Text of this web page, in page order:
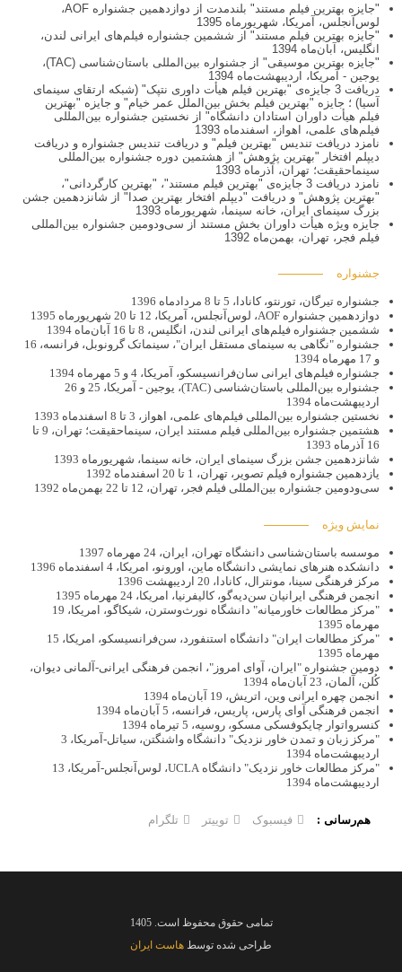
"جایزه بهترین فیلم مستند" بلندمدت از دوازدهمین جشنواره AOF،
لوس‌آنجلس، آمریکا، شهریورماه 1395
"جایزه بهترین فیلم مستند" از ششمین جشنواره فیلم‌های ایرانی لندن،
انگلیس، آبان‌ماه 1394
"جایزه بهترین موسیقی" از جشنواره بین‌المللی باستان‌شناسی (TAC)،
یوجین - آمریکا، اردیبهشت‌ماه 1394
دریافت 3 جایزه‌ی "بهترین فیلم هیأت داوری نتپک" (شبکه ارتقای سینمای
آسیا) ؛ جایزه‌ "بهترین فیلم بخش بین‌الملل عمر خیام" و جایزه "بهترین
فیلم هیأت داوران استادان دانشگاه" از نخستین جشنواره بین‌المللی
فیلم‌های علمی، اهواز، اسفندماه 1393
نامزد دریافت تندیس "بهترین فیلم" و دریافت تندیس جشنواره و دریافت
دیپلم افتخار "بهترین پژوهش" از هشتمین دوره جشنواره بین‌المللی
سینماحقیقت؛ تهران، آذرماه 1393
نامزد دریافت 3 جایزه‌ی "بهترين فيلم مستند"، "بهترین کارگردانی"،
"بهترین پژوهش" و دریافت "دیپلم افتخار بهترین صدا" از شانزدهمین جشن
بزرگ سينمای ایران، خانه سینما، شهریورماه 1393
جایزه ویژه هیأت داوران بخش مستند از سی‌و‌دومین جشنواره بین‌المللی
فیلم فجر، تهران، بهمن‌ماه 1392
جشنواره
جشنواره تیرگان، تورنتو، کانادا، 5 تا 8 مردادماه 1396
دوازدهمین جشنواره AOF، لوس‌آنجلس، آمریکا، 12 تا 20 شهریورماه 1395
ششمین جشنواره فیلم‌های ایرانی لندن، انگلیس، 8 تا 16 آبان‌ماه 1394
جشنواره "نگاهی به سینمای مستقل ایران"، سینماتک گرونوبل، فرانسه، 16
و 17 مهرماه 1394
جشنواره فیلم‌های ایرانی سان‌فرانسیسکو، آمریکا، 4 و 5 مهرماه 1394
جشنواره بین‌المللی باستان‌شناسی (TAC)، یوجین - آمریکا، 25 و 26
اردیبهشت‌ماه 1394
نخستین جشنواره بین‌المللی فیلم‌های علمی، اهواز، 3 تا 8 اسفندماه 1393
هشتمین جشنواره بین‌المللی فیلم مستند ایران، سینماحقیقت؛ تهران، 9 تا
16 آذرماه 1393
شانزدهمین جشن بزرگ سينمای ایران، خانه سینما، شهریورماه 1393
یازدهمین جشنواره فیلم تصویر، تهران، 1 تا 20 اسفندماه 1392
سی‌ودومین جشنواره بین‌المللی فیلم فجر، تهران، 12 تا 22 بهمن‌ماه 1392
نمایش ویژه
موسسه باستان‌شناسی دانشگاه تهران، ایران، 24 مهرماه 1397
دانشکده هنرهای نمایشی دانشگاه ماین، اورونو، امریکا، 4 اسفندماه 1396
مرکز فرهنگی سینا، مونترال، کانادا، 20 اردیبهشت 1396
انجمن فرهنگی ایرانیان سن‌دیه‌گو، کالیفرنیا، امریکا، 24 مهرماه 1395
"مرکز مطالعات خاورمیانه" دانشگاه نورث‌وسترن، شیکاگو، امریکا، 19
مهرماه 1395
"مرکز مطالعات ایران" دانشگاه استنفورد، سن‌فرانسیسکو، امریکا، 15
مهرماه 1395
دومین جشنواره "ایران، آوای امروز"، انجمن فرهنگی ایرانی-آلمانی دیوان،
کُلن، آلمان، 23 آبان‌ماه 1394
انجمن چهره ایرانی وین، اتریش، 19 آبان‌ماه 1394
انجمن فرهنگی آوای پارس، پاریس، فرانسه، 5 آبان‌ماه 1394
کنسرواتوار چایکوفسکی مسکو، روسیه، 5 تیرماه 1394
"مرکز زبان و تمدن خاور نزدیک" دانشگاه واشنگتن، سیاتل-آمریکا، 3
اردیبهشت‌ماه 1394
"مرکز مطالعات خاور نزدیک" دانشگاه UCLA، لوس‌آنجلس-آمریکا، 13
اردیبهشت‌ماه 1394
هم‌رسانی : فیسبوک توییتر تلگرام
تمامی حقوق محفوظ است. 1405
طراحی شده توسط هاست ایران